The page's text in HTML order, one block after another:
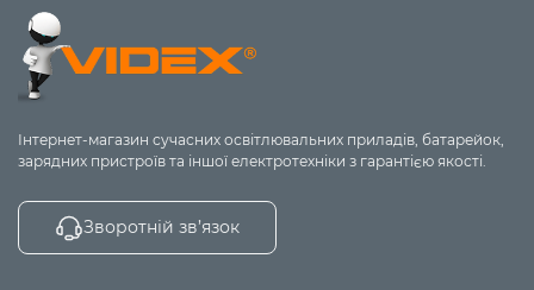
Інтернет-магазин сучасних освітлювальних приладів, батарейок,
зарядних пристроїв та іншої електротехніки з гарантією якості.
Зворотній зв’язок